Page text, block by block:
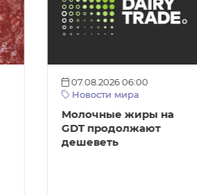
07.08.2026 06:00
Новости мира
Молочные жиры на
GDT продолжают
дешеветь